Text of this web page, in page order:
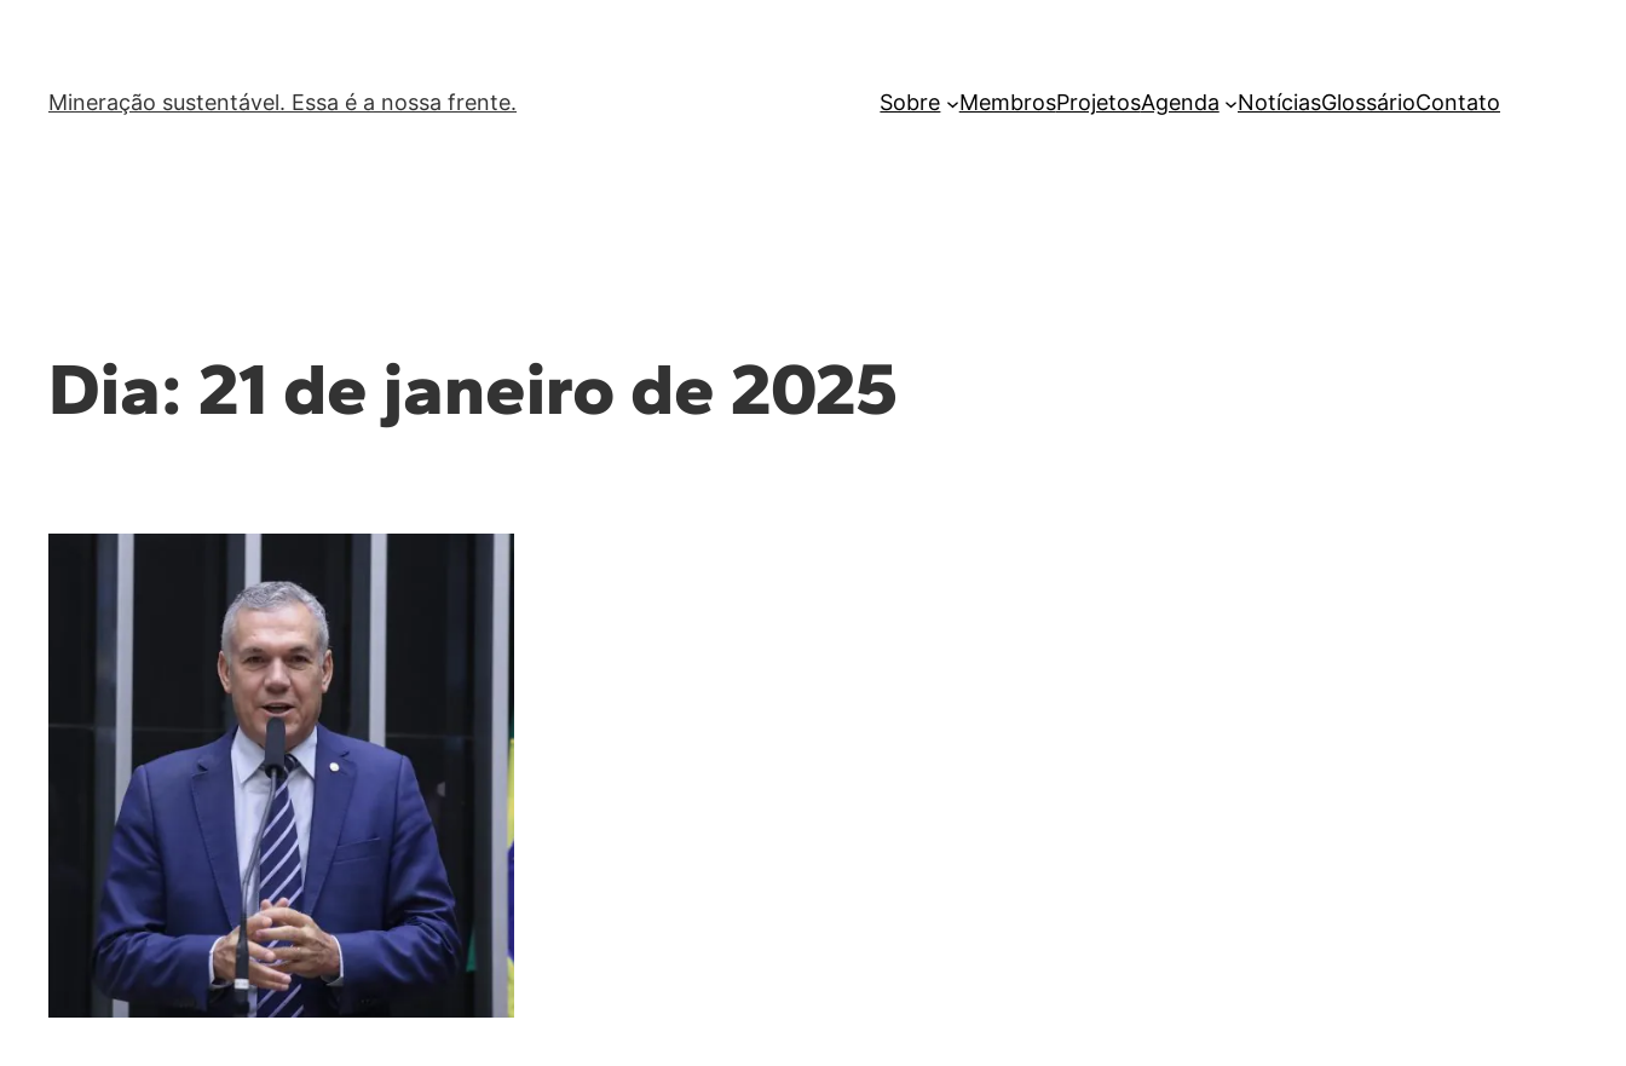
Mineração sustentável. Essa é a nossa frente. Sobre MembrosProjetosAgenda NotíciasGlossárioContato
Dia: 21 de janeiro de 2025